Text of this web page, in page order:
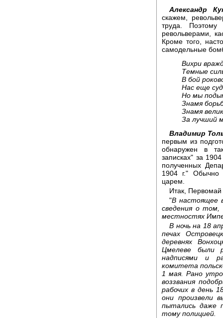
Александр
скажем,
труда. Поэтому
револьверами,
Кроме того,
самодельные
Вихри
Темные
В бой
Нас еще
Но мы
Знамя
Знамя
За лучший
Владимир
первым из
обнаружен в
записках" за
полученных
1904 г." Обычно
царем.
Итак, Первомай
"В настоящее
сведения о том,
местностях
В ночь на 18
печах
деревнях
Цмелеве были
надписями и
комитета
1 мая. Рано
воззвания
рабочих в день
они произвели
пытались даже
тому полицией.